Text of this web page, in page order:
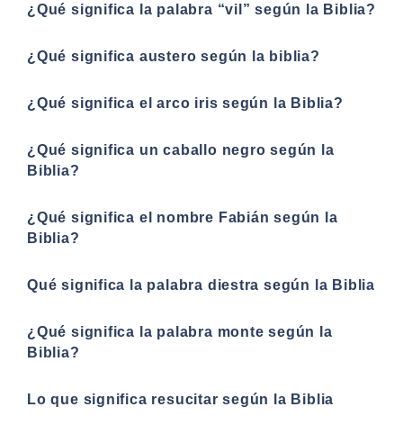
¿Qué significa la palabra “vil” según la Biblia?
¿Qué significa austero según la biblia?
¿Qué significa el arco iris según la Biblia?
¿Qué significa un caballo negro según la
Biblia?
¿Qué significa el nombre Fabián según la
Biblia?
Qué significa la palabra diestra según la Biblia
¿Qué significa la palabra monte según la
Biblia?
Lo que significa resucitar según la Biblia